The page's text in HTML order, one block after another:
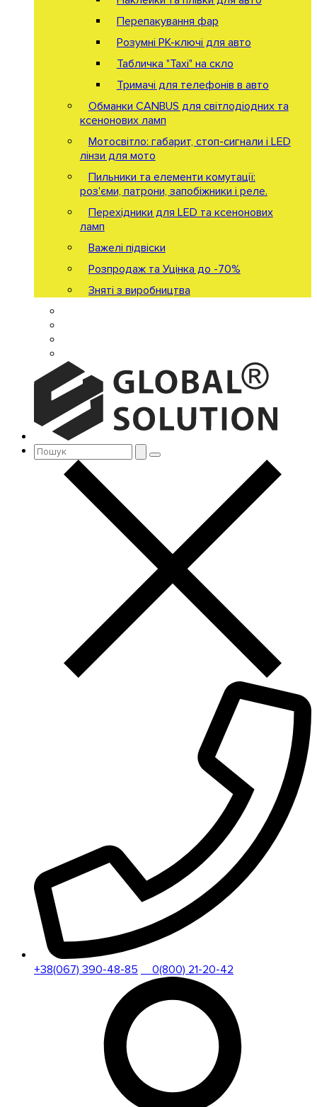
Перепакування фар
Розумні РК-ключі для авто
Табличка "Taxi" на скло
Тримачі для телефонів в авто
Обманки CANBUS для світлодіодних та
ксенонових ламп
Мотосвітло: габарит, стоп-сигнали і LED
лінзи для мото
Пильники та елементи комутації:
роз'єми, патрони, запобіжники і реле.
Перехідники для LED та ксенонових
ламп
Важелі підвіски
Розпродаж та Уцінка до -70%
Зняті з виробництва
+38(067) 390-48-85 0(800) 21-20-42